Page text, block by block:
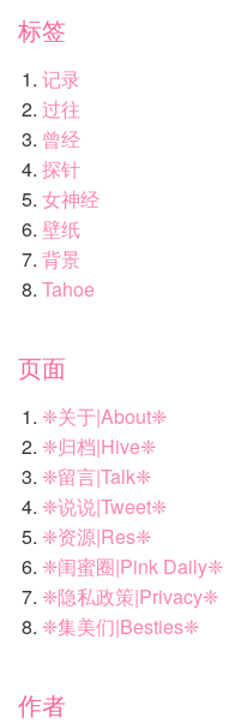
标签
记录
过往
曾经
探针
女神经
壁纸
背景
Tahoe
页面
❈关于|About❈
❈归档|Hive❈
❈留言|Talk❈
❈说说|Tweet❈
❈资源|Res❈
❈闺蜜圈|Pink Daily❈
❈隐私政策|Privacy❈
❈集美们|Besties❈
作者